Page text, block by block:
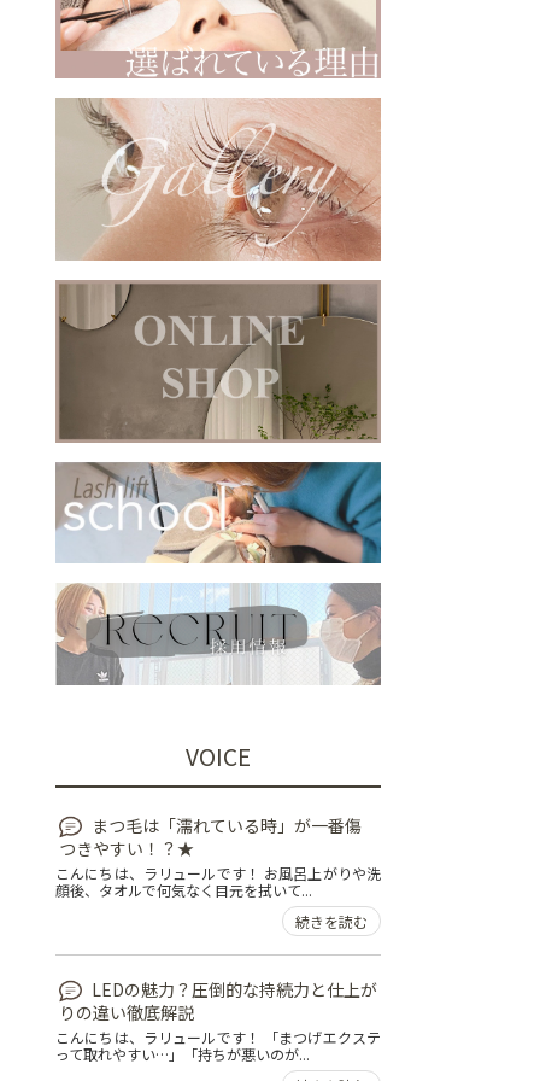
VOICE
まつ毛は「濡れている時」が一番傷
つきやすい！？★
こんにちは、ラリュールです！ お風呂上がりや洗
顔後、タオルで何気なく目元を拭いて...
続きを読む
LEDの魅力？圧倒的な持続力と仕上が
りの違い徹底解説
こんにちは、ラリュールです！ 「まつげエクステ
って取れやすい…」「持ちが悪いのが...